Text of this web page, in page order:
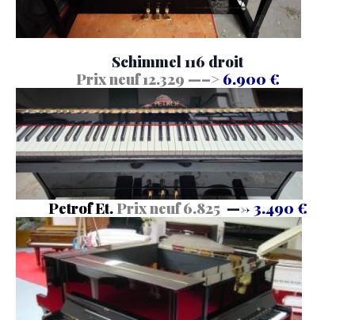
Schimmel 116 droit
Prix neuf 12.329 —–> 6.900 €
Petrof Et. Prix neuf 6.825 —-> 3.490 €